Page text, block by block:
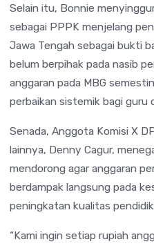
Selain itu, Bonnie
sebagai PPPK menjelang
Jawa Tengah sebagai bukti
belum berpihak pada nasib
anggaran pada MBG
perbaikan sistemik bagi guru
Senada, Anggota Komisi X
lainnya, Denny Cagur,
mendorong agar anggaran
berdampak langsung pada
peningkatan kualitas
“Kami ingin setiap rupiah